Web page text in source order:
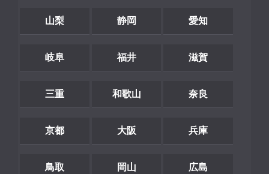
山梨 静岡 愛知
岐阜 福井 滋賀
三重 和歌山 奈良
京都 大阪 兵庫
鳥取 岡山 広島